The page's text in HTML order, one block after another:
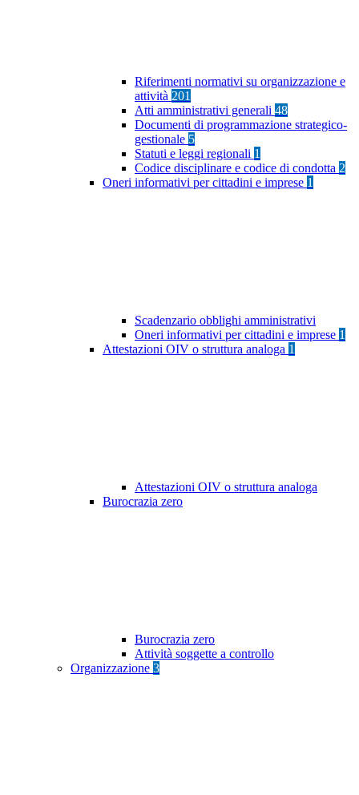
Riferimenti normativi su organizzazione e
attività 201
Atti amministrativi generali 48
Documenti di programmazione strategico-
gestionale 5
Statuti e leggi regionali 1
Codice disciplinare e codice di condotta 2
Oneri informativi per cittadini e imprese 1
Scadenzario obblighi amministrativi
Oneri informativi per cittadini e imprese 1
Attestazioni OIV o struttura analoga 1
Attestazioni OIV o struttura analoga
Burocrazia zero
Burocrazia zero
Attività soggette a controllo
Organizzazione 3